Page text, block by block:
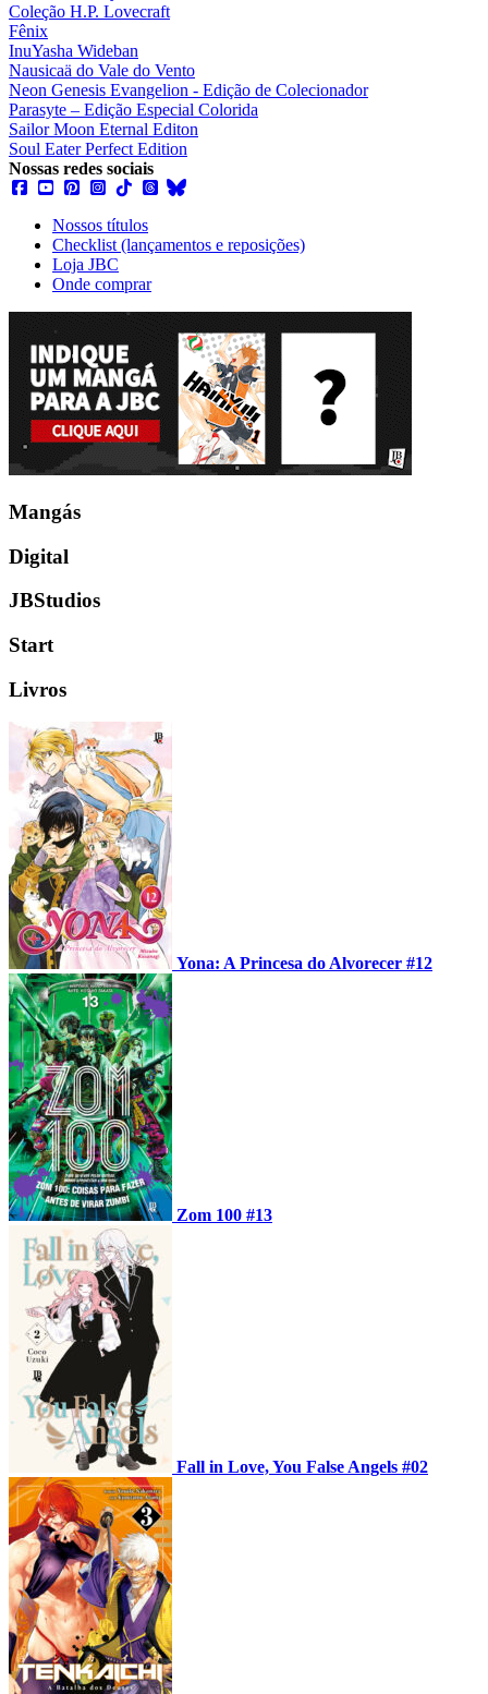
Coleção H.P. Lovecraft
Fênix
InuYasha Wideban
Nausicaä do Vale do Vento
Neon Genesis Evangelion - Edição de Colecionador
Parasyte – Edição Especial Colorida
Sailor Moon Eternal Editon
Soul Eater Perfect Edition
Nossas redes sociais
Nossos títulos
Checklist (lançamentos e reposições)
Loja JBC
Onde comprar
Mangás
Digital
JBStudios
Start
Livros
Yona: A Princesa do Alvorecer #12
Zom 100 #13
Fall in Love, You False Angels #02